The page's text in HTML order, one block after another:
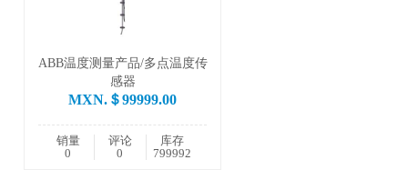
ABB温度测量产品/多点温度传
感器
MXN.＄99999.00
销量
0
评论
0
库存
799992